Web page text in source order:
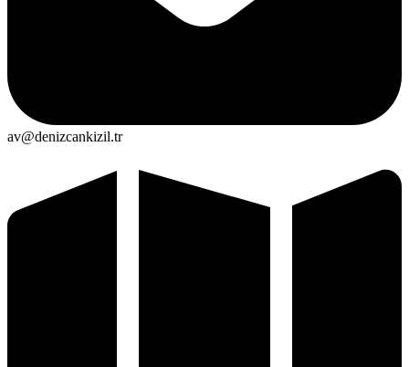
av@denizcankizil.tr